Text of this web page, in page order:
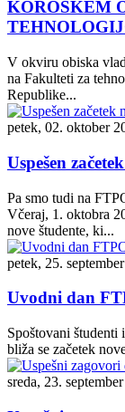
KOROŠKEM
V okviru obiska
na Fakulteti za
Republike...
petek, 02. oktober
Uspešen
Pa smo tudi na
Včeraj, 1. oktobra
nove študente, ki...
petek, 25.
Uvodni dan
Spoštovani študenti
bliža se začetek
sreda, 23.